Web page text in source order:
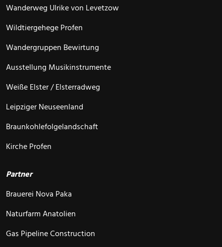
Wanderweg Ulrike von Levetzow
Wildtiergehege Profen
Wandergruppen Bewirtung
Ausstellung Musikinstrumente
Weiße Elster / Elsterradweg
Leipziger Neuseenland
Braunkohlefolgelandschaft
Kirche Profen
Partner
Brauerei Nova Paka
Naturfarm Anatolien
Gas Pipeline Construction